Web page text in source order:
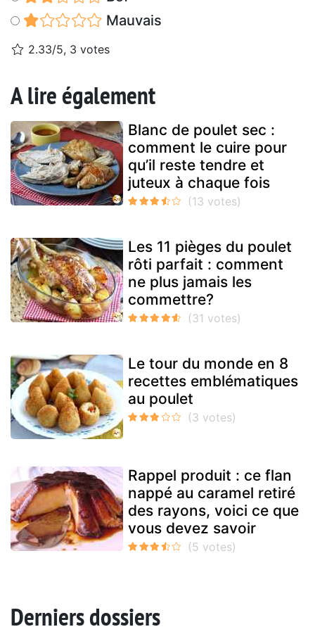
Mauvais
2.33/5, 3 votes
A lire également
Blanc de poulet sec :
comment le cuire pour
qu’il reste tendre et
juteux à chaque fois
Les 11 pièges du poulet
rôti parfait : comment
ne plus jamais les
commettre?
Le tour du monde en 8
recettes emblématiques
au poulet
Rappel produit : ce flan
nappé au caramel retiré
des rayons, voici ce que
vous devez savoir
Derniers dossiers